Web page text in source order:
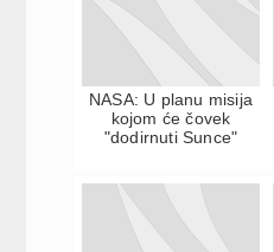
NASA: U planu misija
kojom će čovek
"dodirnuti Sunce"